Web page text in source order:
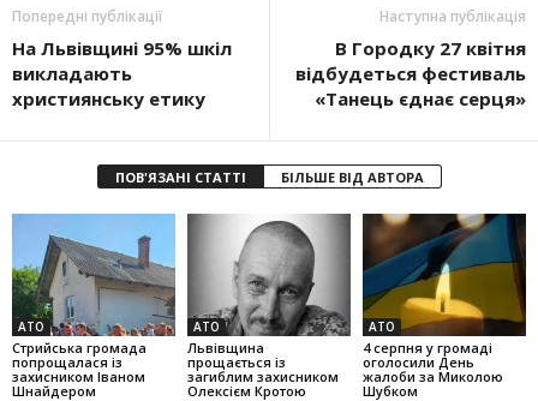
Попередні публікації
На Львівщині 95% шкіл
викладають
християнську етику
Наступна публікація
В Городку 27 квітня
відбудеться фестиваль
«Танець єднає серця»
ПОВ'ЯЗАНІ СТАТТІ БІЛЬШЕ ВІД АВТОРА
АТО
Стрийська громада
попрощалася із
захисником Іваном
Шнайдером
АТО
Львівщина
прощається із
загиблим захисником
Олексієм Кротою
АТО
4 серпня у громаді
оголосили День
жалоби за Миколою
Шубком